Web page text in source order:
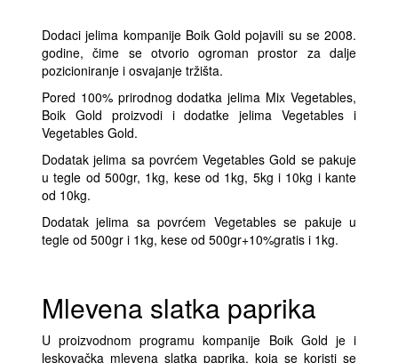
Dodaci jelima kompanije Boik Gold pojavili su se 2008.
godine, čime se otvorio ogroman prostor za dalje
pozicioniranje i osvajanje tržišta.
Pored 100% prirodnog dodatka jelima Mix Vegetables,
Boik Gold proizvodi i dodatke jelima Vegetables i
Vegetables Gold.
Dodatak jelima sa povrćem Vegetables Gold se pakuje
u tegle od 500gr, 1kg, kese od 1kg, 5kg i 10kg i kante
od 10kg.
Dodatak jelima sa povrćem Vegetables se pakuje u
tegle od 500gr i 1kg, kese od 500gr+10%gratis i 1kg.
Mlevena slatka paprika
U proizvodnom programu kompanije Boik Gold je i
leskovačka mlevena slatka paprika, koja se koristi se